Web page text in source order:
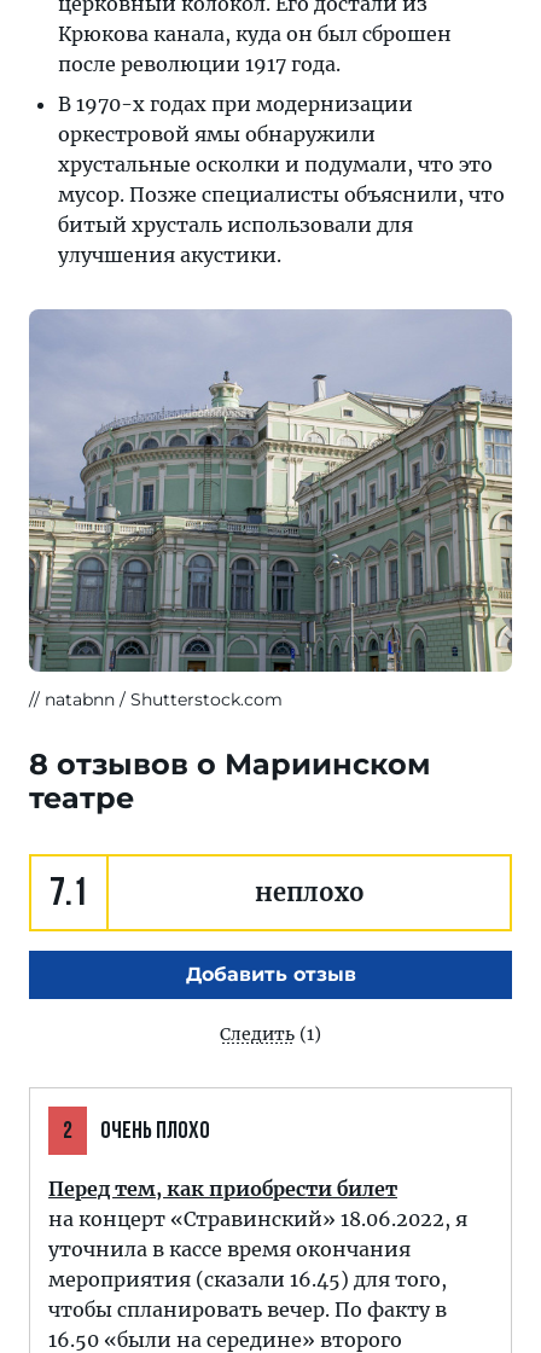
Крюкова канала, куда он был сброшен
после революции 1917 года.
В 1970-х годaх при модернизации
оркестровой ямы обнаружили
хрустальные осколки и подумали, что это
мусор. Позже специалисты объяснили, что
битый хрусталь использовали для
улучшения акустики.
natabnn / Shutterstock.com
8 отзывов о Мариинском
театре
7.1 неплохо
Добавить отзыв
Следить (1)
2 ОЧЕНЬ ПЛОХО
Перед тем, как приобрести билет
на концерт «Стравинский» 18.06.2022, я
уточнила в кассе время окончания
мероприятия (сказали 16.45) для того,
чтобы спланировать вечер. По факту в
16.50 «были на середине» второго